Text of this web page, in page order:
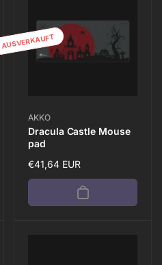
AUSVERKAUFT
Anbieter:
AKKO
Dracula Castle Mouse
pad
Normaler
Preis
€41,64 EUR